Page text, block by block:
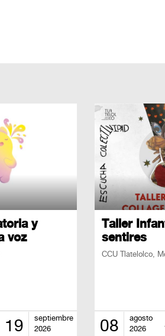
y
voz
19
septiembre
2026
Taller
sentires
CCU Tlatelolco,
08
agosto
2026